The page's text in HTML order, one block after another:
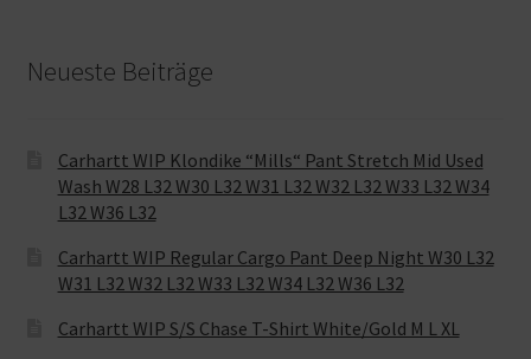
Neueste Beiträge
Carhartt WIP Klondike “Mills“ Pant Stretch Mid Used
Wash W28 L32 W30 L32 W31 L32 W32 L32 W33 L32 W34
L32 W36 L32
Carhartt WIP Regular Cargo Pant Deep Night W30 L32
W31 L32 W32 L32 W33 L32 W34 L32 W36 L32
Carhartt WIP S/S Chase T-Shirt White/Gold M L XL